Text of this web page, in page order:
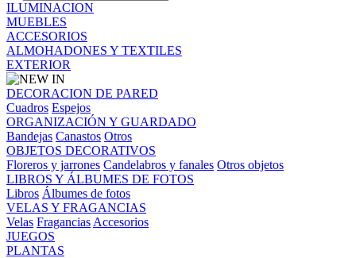
ILUMINACION
MUEBLES
ACCESORIOS
ALMOHADONES Y TEXTILES
EXTERIOR
DECORACION DE PARED
Cuadros Espejos
ORGANIZACIÓN Y GUARDADO
Bandejas Canastos Otros
OBJETOS DECORATIVOS
Floreros y jarrones Candelabros y fanales Otros objetos
LIBROS Y ÁLBUMES DE FOTOS
Libros Álbumes de fotos
VELAS Y FRAGANCIAS
Velas Fragancias Accesorios
JUEGOS
PLANTAS